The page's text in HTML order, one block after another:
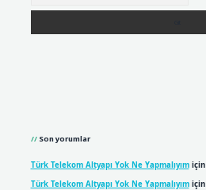
Son yorumlar
Türk Telekom Altyapı Yok Ne Yapmalıyımiçin
Türk Telekom Altyapı Yok Ne Yapmalıyımiçin